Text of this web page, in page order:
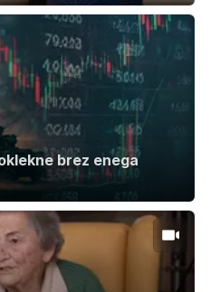
brez enega